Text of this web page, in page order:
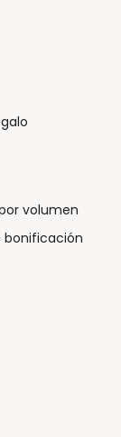
volumen
bonificación